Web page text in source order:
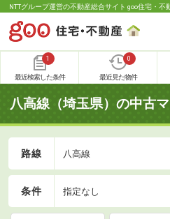
NTTグループ運営の不動産総合サイト goo住宅・不
1
最近検索した条件
0
最近見た物件
八高線（埼玉県）の中古
路線 八高線
条件 指定なし